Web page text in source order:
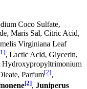
Coco­ Sulfate,
Maris Sal, Citric Acid,
Virginiana Leaf
, Lactic Acid, Glycerin,
Parfum[2],
[2], Juniperus